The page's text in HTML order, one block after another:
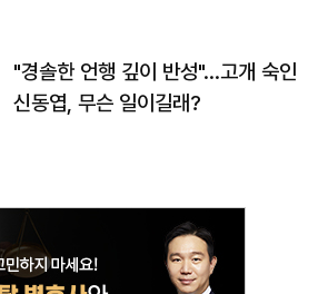
"경솔한 언행 깊이 반성"…고개 숙인
신동엽, 무슨 일이길래?